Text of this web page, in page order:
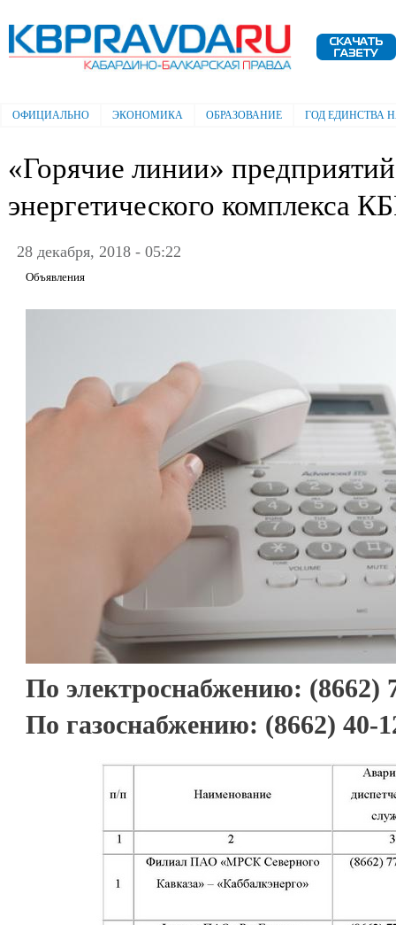
Электронная газета "Кабардино-
Балкарская правда"
Главное меню
ОФИЦИАЛЬНО ЭКОНОМИКА ОБРАЗОВАНИЕ ГОД ЕДИНСТВА
«Горячие линии»
энергетического комплекса
28 декабря, 2018 - 05:22
Объявления
По электроснабжению: (8662)
По газоснабжению: (8662) 40-